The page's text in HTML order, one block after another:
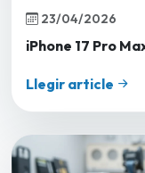
23/04/2026
iPhone 17 Pro
Llegir article